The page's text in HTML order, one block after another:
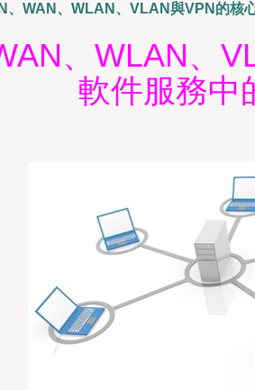
、WAN、WLAN、VLAN與VPN的核
、WLAN、
軟件服務中